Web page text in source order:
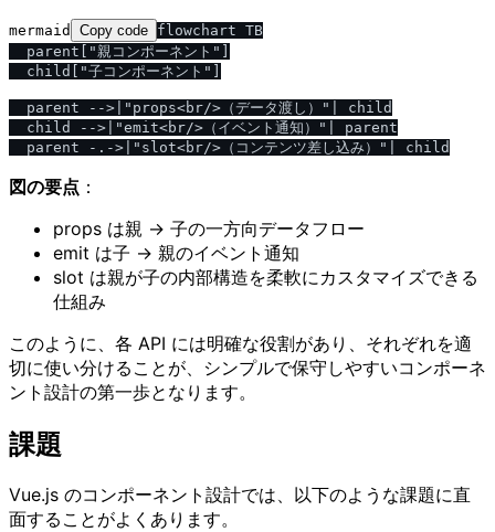
mermaid Copy code flowchart TB
  parent["親コンポーネント"]
  child["子コンポーネント"]
  parent -->|"props<br/>（データ渡し）"| child
  child -->|"emit<br/>（イベント通知）"| parent
図の要点 ：
props は親 → 子の一方向データフロー
emit は子 → 親のイベント通知
slot は親が子の内部構造を柔軟にカスタマイズできる
仕組み
このように、各 API には明確な役割があり、それぞれを適
切に使い分けることが、シンプルで保守しやすいコンポーネ
ント設計の第一歩となります。
課題
Vue.js のコンポーネント設計では、以下のような課題に直
面することがよくあります。